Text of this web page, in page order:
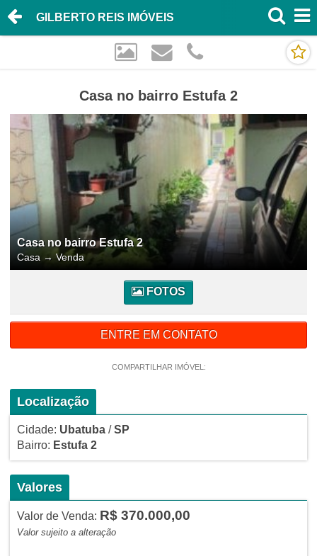
GILBERTO REIS IMÓVEIS
Casa no bairro Estufa 2
Casa no bairro Estufa 2
Casa →Venda
FOTOS
ENTRE EM CONTATO
COMPARTILHAR IMÓVEL:
Localização
Cidade: Ubatuba/SP
Bairro: Estufa 2
Valores
Valor de Venda: R$ 370.000,00
Valor sujeito a alteração